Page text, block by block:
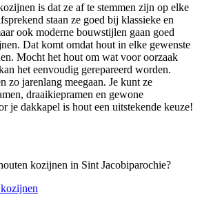
is dat ze af te stemmen zijn op elke
staan ze goed bij klassieke en
ook moderne bouwstijlen gaan goed
Dat komt omdat hout in elke gewenste
Mocht het hout om wat voor oorzaak
het eenvoudig gerepareerd worden.
zo jarenlang meegaan. Je kunt ze
draaikiepramen en gewone
je dakkapel is hout een uitstekende keuze!
kozijnen in Sint Jacobiparochie?